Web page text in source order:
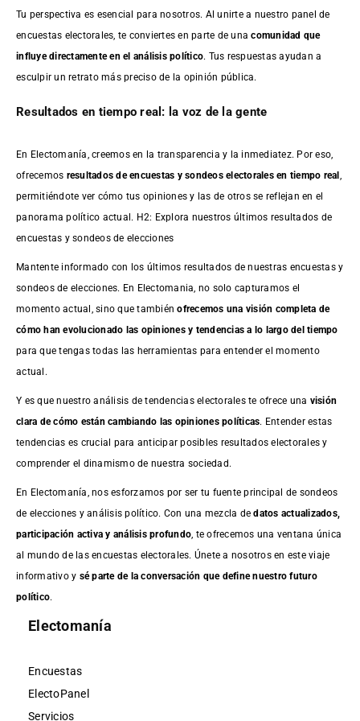
Tu perspectiva es esencial para nosotros. Al unirte a nuestro panel de
encuestas electorales, te conviertes en parte de unacomunidad que
influye directamente en el análisis político. Tus respuestas ayudan a
esculpir un retrato más preciso de la opinión pública.
Resultados en tiempo real: la voz de la gente
En Electomanía, creemos en la transparencia y la inmediatez. Por eso,
ofrecemos resultados deencuestas y sondeos electorales en tiempo real ,
permitiéndote ver cómo tus opiniones y las de otros se reflejan en el
panorama político actual. H2: Explora nuestros últimos resultados de
encuestas y sondeos de elecciones
Mantente informado con los últimos resultados de nuestras encuestasy
sondeos de elecciones. En Electomania, no solo capturamos el
momento actual, sino que tambiénofrecemos una visión completa de
cómo han evolucionado las opiniones y tendencias a lo largo del tiempo
para que tengas todas las herramientas para entender el momento
actual.
Y es que nuestro análisis de tendencias electorales te ofrece una visión
clara de cómo están cambiando las opiniones políticas. Entender estas
tendencias es crucial para anticipar posibles resultados electorales y
comprender el dinamismo de nuestra sociedad.
En Electomanía, nos esforzamos por ser tu fuente principal de sondeos
de elecciones y análisis político. Con una mezcla dedatos actualizados,
participación activa y análisis profundo, te ofrecemos una ventana única
al mundo de las encuestas electorales. Únete a nosotros en este viaje
informativo y sé parte de la conversación que define nuestro futuro
político.
Electomanía
Encuestas
ElectoPanel
Servicios